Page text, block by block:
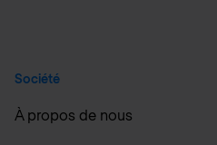
Société
À propos de nous